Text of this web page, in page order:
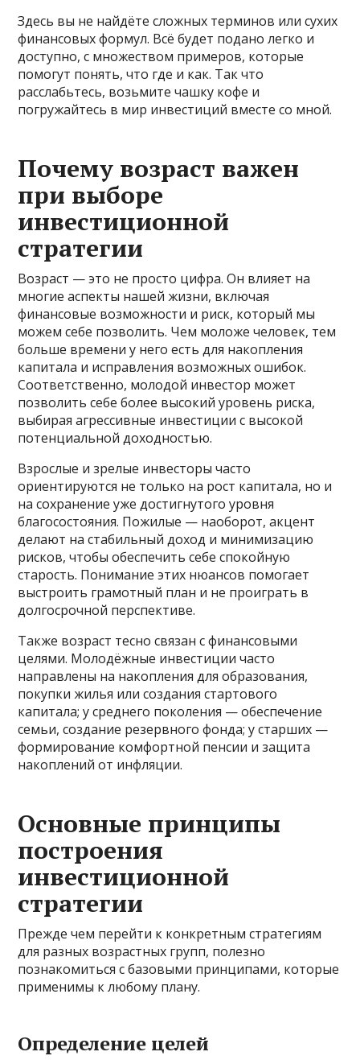
Здесь вы не найдёте сложных терминов или сухих
финансовых формул. Всё будет подано легко и
доступно, с множеством примеров, которые
помогут понять, что где и как. Так что
расслабьтесь, возьмите чашку кофе и
погружайтесь в мир инвестиций вместе со мной.
Почему возраст важен
при выборе
инвестиционной
стратегии
Возраст — это не просто цифра. Он влияет на
многие аспекты нашей жизни, включая
финансовые возможности и риск, который мы
можем себе позволить. Чем моложе человек, тем
больше времени у него есть для накопления
капитала и исправления возможных ошибок.
Соответственно, молодой инвестор может
позволить себе более высокий уровень риска,
выбирая агрессивные инвестиции с высокой
потенциальной доходностью.
Взрослые и зрелые инвесторы часто
ориентируются не только на рост капитала, но и
на сохранение уже достигнутого уровня
благосостояния. Пожилые — наоборот, акцент
делают на стабильный доход и минимизацию
рисков, чтобы обеспечить себе спокойную
старость. Понимание этих нюансов помогает
выстроить грамотный план и не проиграть в
долгосрочной перспективе.
Также возраст тесно связан с финансовыми
целями. Молодёжные инвестиции часто
направлены на накопления для образования,
покупки жилья или создания стартового
капитала; у среднего поколения — обеспечение
семьи, создание резервного фонда; у старших —
формирование комфортной пенсии и защита
накоплений от инфляции.
Основные принципы
построения
инвестиционной
стратегии
Прежде чем перейти к конкретным стратегиям
для разных возрастных групп, полезно
познакомиться с базовыми принципами, которые
применимы к любому плану.
Определение целей